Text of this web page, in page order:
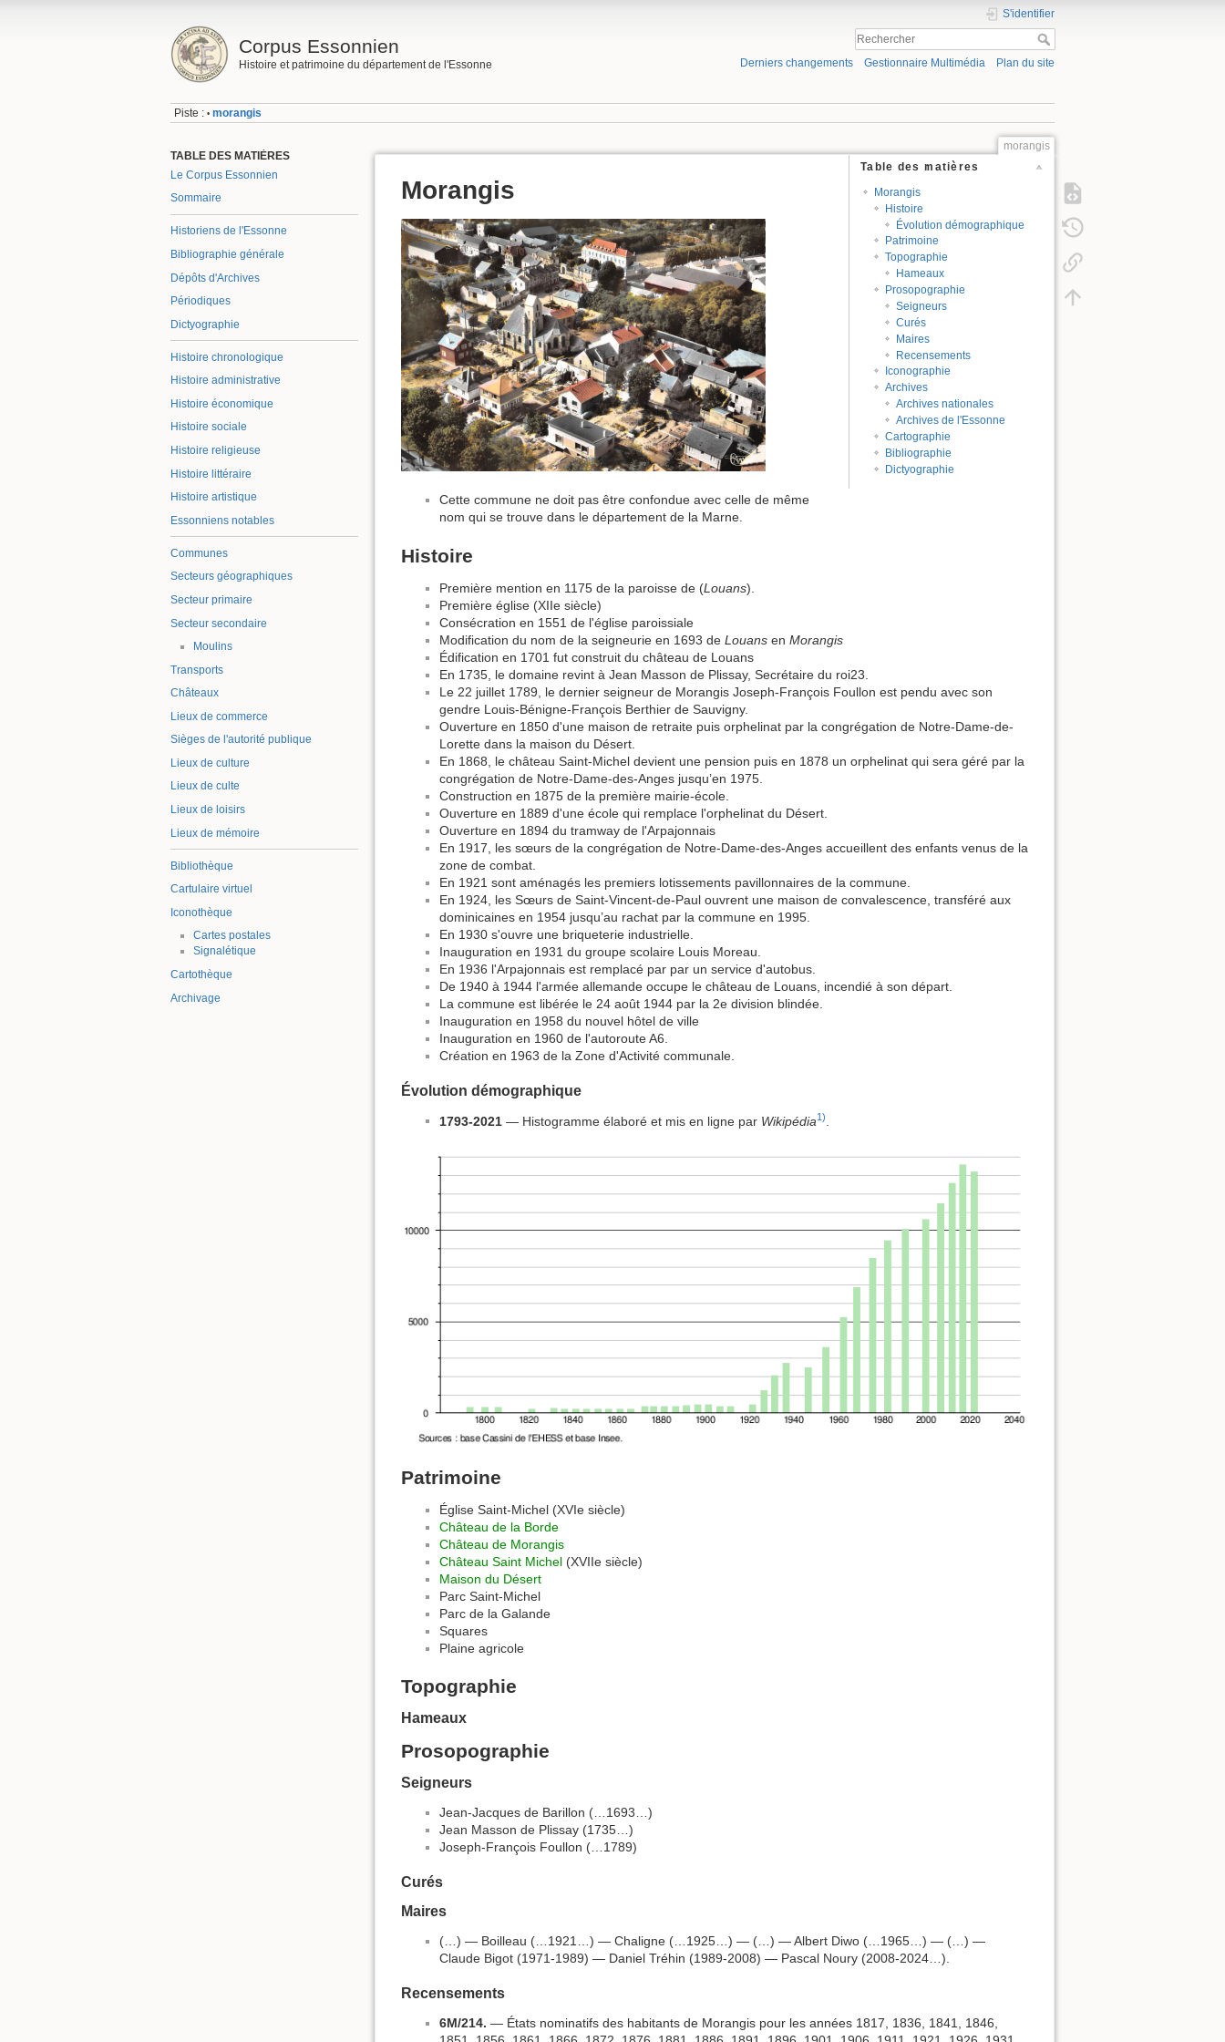
Corpus Essonnien
Histoire et patrimoine du département de l'Essonne
S'identifier
Derniers changements Gestionnaire Multimédia Plan du site
Piste : • morangis
TABLE DES MATIÈRES
Le Corpus Essonnien
Sommaire
Historiens de l'Essonne
Bibliographie générale
Dépôts d'Archives
Périodiques
Dictyographie
Histoire chronologique
Histoire administrative
Histoire économique
Histoire sociale
Histoire religieuse
Histoire littéraire
Histoire artistique
Essonniens notables
Communes
Secteurs géographiques
Secteur primaire
Secteur secondaire
Moulins
Transports
Châteaux
Lieux de commerce
Sièges de l'autorité publique
Lieux de culture
Lieux de culte
Lieux de loisirs
Lieux de mémoire
Bibliothèque
Cartulaire virtuel
Iconothèque
Cartes postales
Signalétique
Cartothèque
Archivage
morangis
Table des matières
Morangis
Histoire
Évolution démographique
Patrimoine
Topographie
Hameaux
Prosopographie
Seigneurs
Curés
Maires
Recensements
Iconographie
Archives
Archives nationales
Archives de l'Essonne
Cartographie
Bibliographie
Dictyographie
Morangis
Cette commune ne doit pas être confondue avec celle de même
nom qui se trouve dans le département de la Marne.
Histoire
Première mention en 1175 de la paroisse de (Louans).
Première église (XIIe siècle)
Consécration en 1551 de l'église paroissiale
Modification du nom de la seigneurie en 1693 de Louans en Morangis
Édification en 1701 fut construit du château de Louans
En 1735, le domaine revint à Jean Masson de Plissay, Secrétaire du roi23.
Le 22 juillet 1789, le dernier seigneur de Morangis Joseph-François Foullon est pendu avec son
gendre Louis-Bénigne-François Berthier de Sauvigny.
Ouverture en 1850 d'une maison de retraite puis orphelinat par la congrégation de Notre-Dame-de-
Lorette dans la maison du Désert.
En 1868, le château Saint-Michel devient une pension puis en 1878 un orphelinat qui sera géré par la
congrégation de Notre-Dame-des-Anges jusqu’en 1975.
Construction en 1875 de la première mairie-école.
Ouverture en 1889 d'une école qui remplace l'orphelinat du Désert.
Ouverture en 1894 du tramway de l'Arpajonnais
En 1917, les sœurs de la congrégation de Notre-Dame-des-Anges accueillent des enfants venus de la
zone de combat.
En 1921 sont aménagés les premiers lotissements pavillonnaires de la commune.
En 1924, les Sœurs de Saint-Vincent-de-Paul ouvrent une maison de convalescence, transféré aux
dominicaines en 1954 jusqu’au rachat par la commune en 1995.
En 1930 s'ouvre une briqueterie industrielle.
Inauguration en 1931 du groupe scolaire Louis Moreau.
En 1936 l'Arpajonnais est remplacé par par un service d'autobus.
De 1940 à 1944 l'armée allemande occupe le château de Louans, incendié à son départ.
La commune est libérée le 24 août 1944 par la 2e division blindée.
Inauguration en 1958 du nouvel hôtel de ville
Inauguration en 1960 de l'autoroute A6.
Création en 1963 de la Zone d'Activité communale.
Évolution démographique
1793-2021 — Histogramme élaboré et mis en ligne par Wikipédia1)
Patrimoine
Église Saint-Michel (XVIe siècle)
Château de la Borde
Château de Morangis
Château Saint Michel (XVIIe siècle)
Maison du Désert
Parc Saint-Michel
Parc de la Galande
Squares
Plaine agricole
Topographie
Hameaux
Prosopographie
Seigneurs
Jean-Jacques de Barillon (…1693…)
Jean Masson de Plissay (1735…)
Joseph-François Foullon (…1789)
Curés
Maires
(…) — Boilleau (…1921…) — Chaligne (…1925…) — (…) — Albert Diwo (…1965…) — (…) —
Claude Bigot (1971-1989) — Daniel Tréhin (1989-2008) — Pascal Noury (2008-2024…).
Recensements
6M/214. — États nominatifs des habitants de Morangis pour les années 1817, 1836, 1841, 1846,